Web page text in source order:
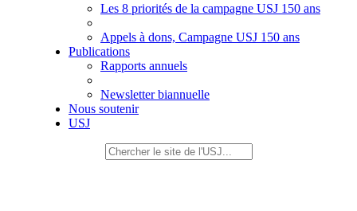
Les 8 priorités de la campagne USJ 150 ans
Appels à dons, Campagne USJ 150 ans
Publications
Rapports annuels
Newsletter biannuelle
Nous soutenir
USJ